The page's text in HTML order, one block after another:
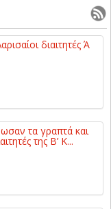
διαιτητές Ά
τα γραπτά και
της Β’ Κ...